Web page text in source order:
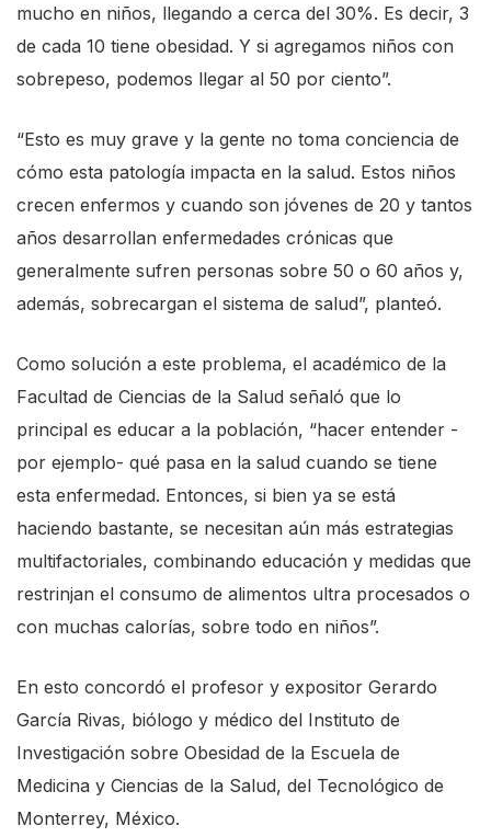
mucho en niños, llegando a cerca del 30%. Es decir, 3
de cada 10 tiene obesidad. Y si agregamos niños con
sobrepeso, podemos llegar al 50 por ciento”.
“Esto es muy grave y la gente no toma conciencia de
cómo esta patología impacta en la salud. Estos niños
crecen enfermos y cuando son jóvenes de 20 y tantos
años desarrollan enfermedades crónicas que
generalmente sufren personas sobre 50 o 60 años y,
además, sobrecargan el sistema de salud”, planteó.
Como solución a este problema, el académico de la
Facultad de Ciencias de la Salud señaló que lo
principal es educar a la población, “hacer entender -
por ejemplo- qué pasa en la salud cuando se tiene
esta enfermedad. Entonces, si bien ya se está
haciendo bastante, se necesitan aún más estrategias
multifactoriales, combinando educación y medidas que
restrinjan el consumo de alimentos ultra procesados o
con muchas calorías, sobre todo en niños”.
En esto concordó el profesor y expositor Gerardo
García Rivas, biólogo y médico del Instituto de
Investigación sobre Obesidad de la Escuela de
Medicina y Ciencias de la Salud, del Tecnológico de
Monterrey, México.